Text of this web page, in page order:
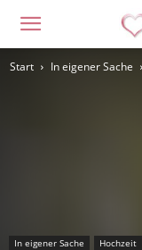
Start In eigener Sache
In eigener Sache Hochzeit